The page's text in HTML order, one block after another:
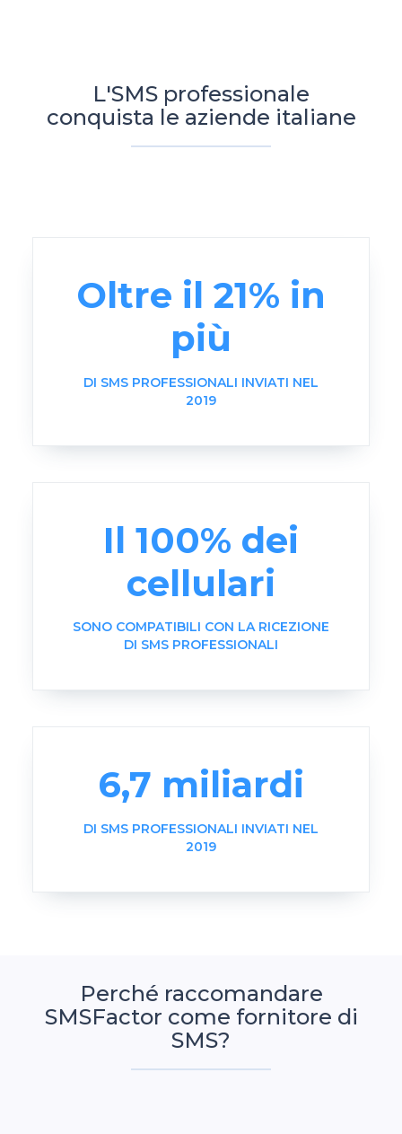
L'SMS professionale
conquista le aziende italiane
Oltre il 21% in
più
DI SMS PROFESSIONALI INVIATI NEL
2019
Il 100% dei
cellulari
SONO COMPATIBILI CON LA RICEZIONE
DI SMS PROFESSIONALI
6,7 miliardi
DI SMS PROFESSIONALI INVIATI NEL
2019
Perché raccomandare
SMSFactor come fornitore di
SMS?